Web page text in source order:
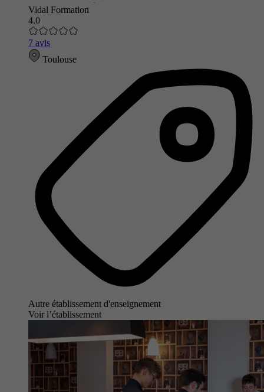
Vidal Formation
4.0
7 avis
Toulouse
Autre établissement d'enseignement
Voir l’établissement